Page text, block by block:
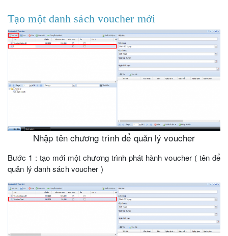
Tạo một danh sách voucher mới
Nhập tên chương trình để quản lý voucher
Bước 1 : tạo mới một chương trình phát hành voucher ( tên để
quản lý danh sách voucher )